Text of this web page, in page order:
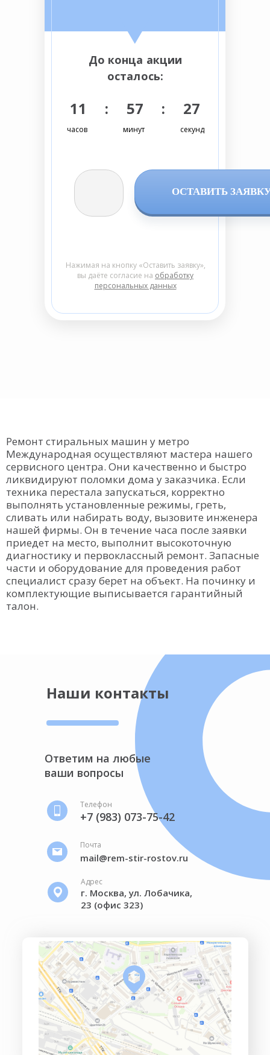
11 : 57 : 26
До конца акции
осталось:
ОСТАВИТЬ
Нажимая на кнопку «Оставить заявку»,
вы даёте согласие на обработку
персональных данных
секунд
минут
часов
Ремонт стиральных машин у метро
Международная осуществляют мастера нашего
сервисного центра. Они качественно и быстро
ликвидируют поломки дома у заказчика. Если
техника перестала запускаться, корректно
выполнять установленные режимы, греть,
сливать или набирать воду, вызовите инженера
нашей фирмы. Он в течение часа после заявки
приедет на место, выполнит высокоточную
диагностику и первоклассный ремонт. Запасные
части и оборудование для проведения работ
специалист сразу берет на объект. На починку и
комплектующие выписывается гарантийный
талон.
Наши контакты
Ответим на любые
ваши вопросы
Телефон
+7 (983) 073-75-42
Адрес
г. Москва, ул. Лобачика,
23 (офис 323)
mail@rem-stir-rostov.ru
Почта